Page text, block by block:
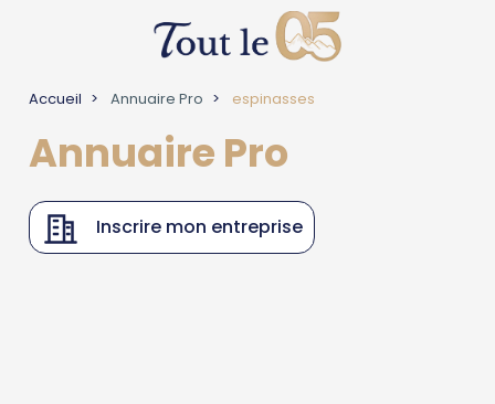
Accueil Annuaire Pro espinasses
Annuaire Pro
Inscrire mon entreprise